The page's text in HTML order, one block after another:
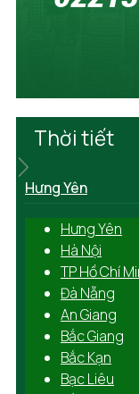
Thời tiết
Hưng Yên
Hưng Yên
Hà Nội
TP Hồ Chí
Đà Nẵng
An Giang
Bắc Giang
Bắc Kạn
Bạc Liêu